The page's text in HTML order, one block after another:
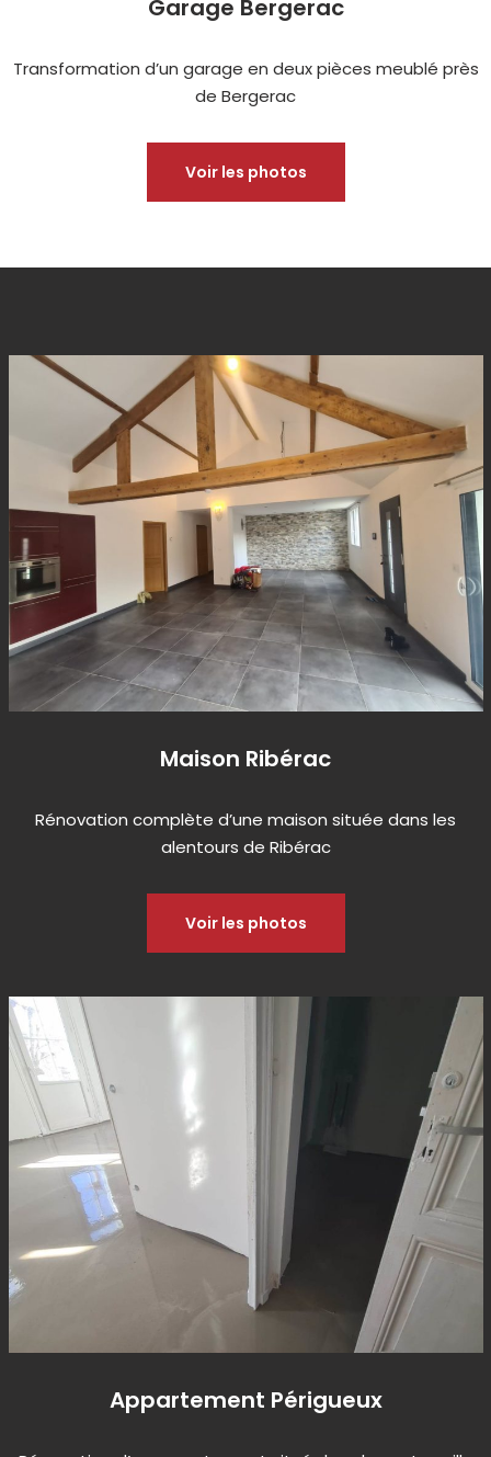
Garage Bergerac
Transformation d’un garage en deux pièces meublé près
de Bergerac
Voir les photos
Maison Ribérac
Rénovation complète d’une maison située dans les
alentours de Ribérac
Voir les photos
Appartement Périgueux